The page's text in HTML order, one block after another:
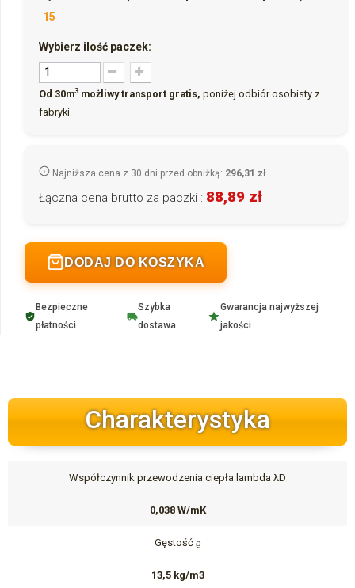
15
Wybierz ilość paczek:
Od 30m3 możliwy transport gratis, poniżej odbiór osobisty z
fabryki.
Najniższa cena z 30 dni przed obniżką: 296,31 zł
Łączna cena brutto za paczki : 88,89 zł
DODAJ DO KOSZYKA
Bezpieczne
płatności
Szybka
dostawa
Gwarancja najwyższej
jakości
Charakterystyka
Współczynnik przewodzenia ciepła lambda λD
0,038 W/mK
Gęstość ϱ
13,5 kg/m3